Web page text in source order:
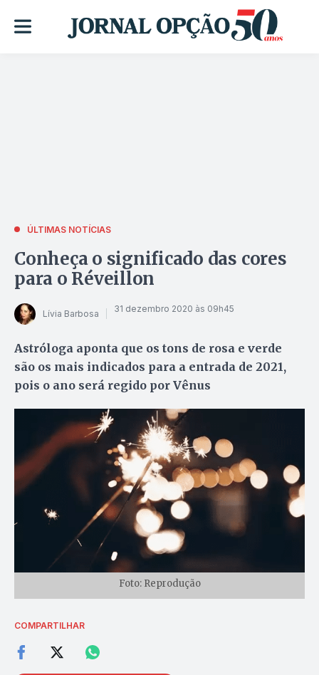
ÚLTIMAS NOTÍCIAS
Conheça o significado das cores
para o Réveillon
Lívia Barbosa 31 dezembro 2020 às 09h45
Astróloga aponta que os tons de rosa e verde
são os mais indicados para a entrada de 2021,
pois o ano será regido por Vênus
Foto: Reprodução
COMPARTILHAR